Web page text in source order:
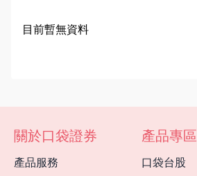
目前暫無資料
關於口袋證券
產品服務
產品專區
口袋台股